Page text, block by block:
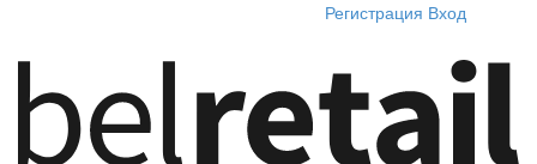
Регистрация Вход